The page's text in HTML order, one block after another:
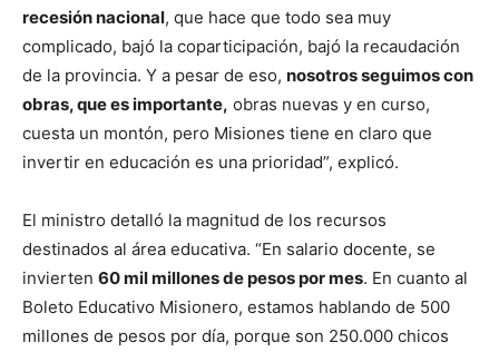
recesión nacional, que hace que todo sea muy
complicado, bajó la coparticipación, bajó la recaudación
de la provincia. Y a pesar de eso, nosotros seguimos con
obras, que es importante, obras nuevas y en curso,
cuesta un montón, pero Misiones tiene en claro que
invertir en educación es una prioridad”, explicó.
El ministro detalló la magnitud de los recursos
destinados al área educativa. “En salario docente, se
invierten 60 mil millones de pesos por mes. En cuanto al
Boleto Educativo Misionero, estamos hablando de 500
millones de pesos por día, porque son 250.000 chicos